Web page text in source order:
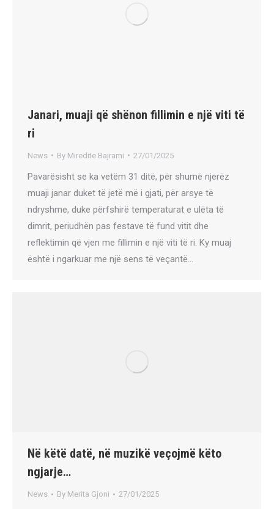
Janari, muaji që shënon fillimin e një viti të
ri
News By Miredite Bajrami 27/01/2025
Pavarësisht se ka vetëm 31 ditë, për shumë njerëz
muaji janar duket të jetë më i gjati, për arsye të
ndryshme, duke përfshirë temperaturat e ulëta të
dimrit, periudhën pas festave të fund vitit dhe
reflektimin që vjen me fillimin e një viti të ri. Ky muaj
është i ngarkuar me një sens të veçantë…
Në këtë datë, në muzikë veçojmë këto
ngjarje…
News By Merita Gjoni 27/01/2025